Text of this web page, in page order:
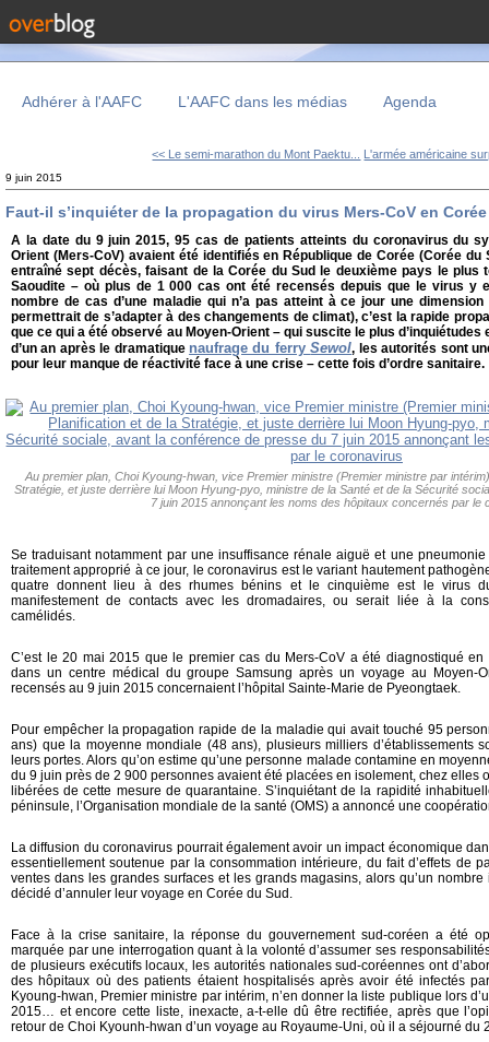
Adhérer à l'AAFC L'AAFC dans les médias Agenda
<< Le semi-marathon du Mont Paektu... L'armée américaine
9 juin 2015
Faut-il s’inquiéter de la propagation du virus Mers-CoV en
A la date du 9 juin 2015, 95 cas de patients atteints du coronavirus du
Orient (Mers-CoV) avaient été identifiés en République de Corée (Corée du
entraîné sept décès, faisant de la Corée du Sud le deuxième pays le plus
Saoudite – où plus de 1 000 cas ont été recensés depuis que le virus y
nombre de cas d’une maladie qui n’a pas atteint à ce jour une
permettrait de s’adapter à des changements de climat), c’est la rapide
que ce qui a été observé au Moyen-Orient – qui suscite le plus d’inquiétudes
d’un an après le dramatique naufrage du ferrySewol, les autorités sont
pour leur manque de réactivité face à une crise – cette fois d’ordre sanitaire.
Au premier plan, Choi Kyoung-hwan, vice Premier ministre (Premier ministre par
Stratégie, et juste derrière lui Moon Hyung-pyo, ministre de la Santé et de la Sécurité
7 juin 2015 annonçant les noms des hôpitaux concernés par le
Se traduisant notamment par une insuffisance rénale aiguë et une
traitement approprié à ce jour, le coronavirus est le variant hautement
quatre donnent lieu à des rhumes bénins et le cinquième est le virus du
manifestement de contacts avec les dromadaires, ou serait liée à la
camélidés.
C’est le 20 mai 2015 que le premier cas du Mers-CoV a été diagnostiqué
dans un centre médical du groupe Samsung après un voyage au Moyen-
recensés au 9 juin 2015 concernaient l’hôpital Sainte-Marie de Pyeongtaek.
Pour empêcher la propagation rapide de la maladie qui avait touché 95
ans) que la moyenne mondiale (48 ans), plusieurs milliers d’établissements
leurs portes. Alors qu’on estime qu’une personne malade contamine en
du 9 juin près de 2 900 personnes avaient été placées en isolement, chez elles
libérées de cette mesure de quarantaine. S’inquiétant de la rapidité
péninsule, l’Organisation mondiale de la santé (OMS) a annoncé une
La diffusion du coronavirus pourrait également avoir un impact économique
essentiellement soutenue par la consommation intérieure, du fait d’effets de
ventes dans les grandes surfaces et les grands magasins, alors qu’un
décidé d’annuler leur voyage en Corée du Sud.
Face à la crise sanitaire, la réponse du gouvernement sud-coréen a été
marquée par une interrogation quant à la volonté d’assumer ses
de plusieurs exécutifs locaux, les autorités nationales sud-coréennes ont
des hôpitaux où des patients étaient hospitalisés après avoir été infectés
Kyoung-hwan, Premier ministre par intérim, n’en donner la liste publique lors
2015… et encore cette liste, inexacte, a-t-elle dû être rectifiée, après que
retour de Choi Kyounh-hwan d’un voyage au Royaume-Uni, où il a séjourné du